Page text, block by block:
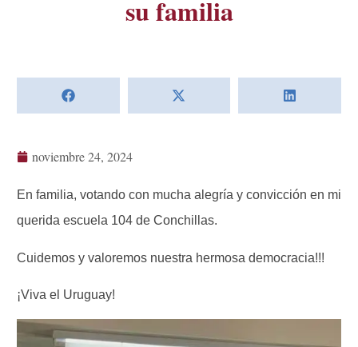
su familia
noviembre 24, 2024
En familia, votando con mucha alegría y convicción en mi
querida escuela 104 de Conchillas.
Cuidemos y valoremos nuestra hermosa democracia!!!
¡Viva el Uruguay!